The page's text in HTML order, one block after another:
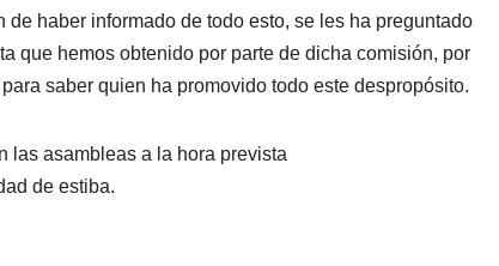
haber informado de todo esto, se les ha preguntado
que hemos obtenido por parte de dicha comisión, por
saber quien ha promovido todo este despropósito.
las asambleas a la hora prevista
de estiba.